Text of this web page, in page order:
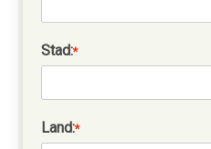
Stad:*
Land:*